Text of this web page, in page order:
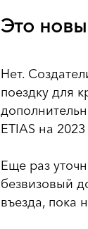
Это
Нет.
поездку для
ETIAS на
Еще раз
безвизовый
въезда, пока